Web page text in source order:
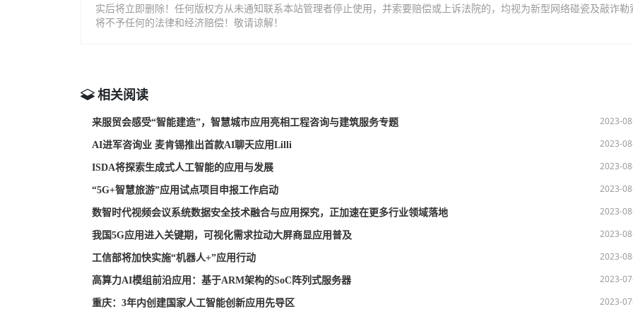
实后将立即删除！任何版权方从未通知联系本站管理者停止使用，并索要赔偿或上诉法院的，均视为新型网络碰瓷及敲诈勒
将不予任何的法律和经济赔偿！敬请谅解！
相关阅读
来服贸会感受“智能建造”，智慧城市应用亮相工程咨询与建筑服务专题 2023-
AI进军咨询业 麦肯锡推出首款AI聊天应用Lilli 2023-
ISDA将探索生成式人工智能的应用与发展 2023-
“5G+智慧旅游”应用试点项目申报工作启动 2023-
数智时代视频会议系统数据安全技术融合与应用探究，正加速在更多行业领域落地 2023-
我国5G应用进入关键期，可视化需求拉动大屏商显应用普及 2023-
工信部将加快实施“机器人+”应用行动 2023-
高算力AI模组前沿应用：基于ARM架构的SoC阵列式服务器 2023-
重庆：3年内创建国家人工智能创新应用先导区 2023-